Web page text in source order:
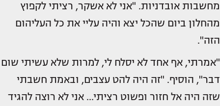
מחשבות אובדניות. "אני לא אשקר, רציתי לקפוץ
מהחלון ביום שהכל יצא והיה עליי את כל העליהום
הזה".
"אמרתי, אף אחד לא יסלח לי, למרות שלא עשיתי שום
דבר", הוסיף. "זה היה להט עצבים, ובאמת חשבתי
שזה היה אל חזור ופשוט רציתי… אני לא רוצה להגיד